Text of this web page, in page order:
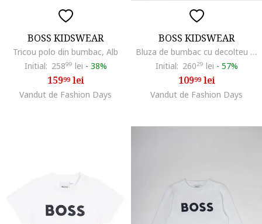
BOSS KIDSWEAR
Tricou polo din bumbac, Alb
Initial: 25899 lei - 38%
15999lei
Vandut de Fashion Days
BOSS KIDSWEAR
Bluza de bumbac cu decolteu la baza gatului si logo, Albastru ultramarin/Bej
Initial: 26029 lei - 57%
10999lei
Vandut de Fashion Days